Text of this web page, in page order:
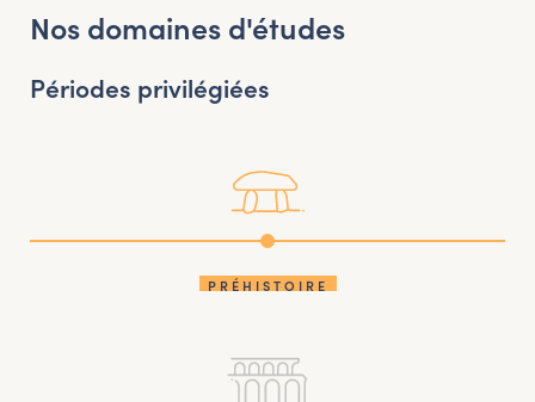
Nos domaines d'études
Périodes privilégiées
PRÉHISTOIRE